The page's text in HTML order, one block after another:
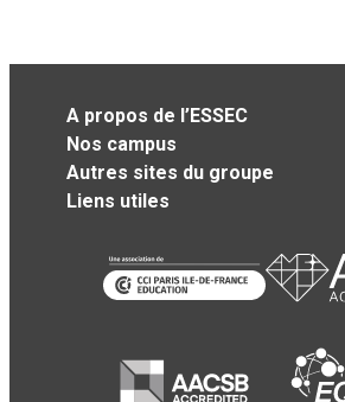
A propos de l’ESSEC
Nos campus
Autres sites du groupe
Liens utiles